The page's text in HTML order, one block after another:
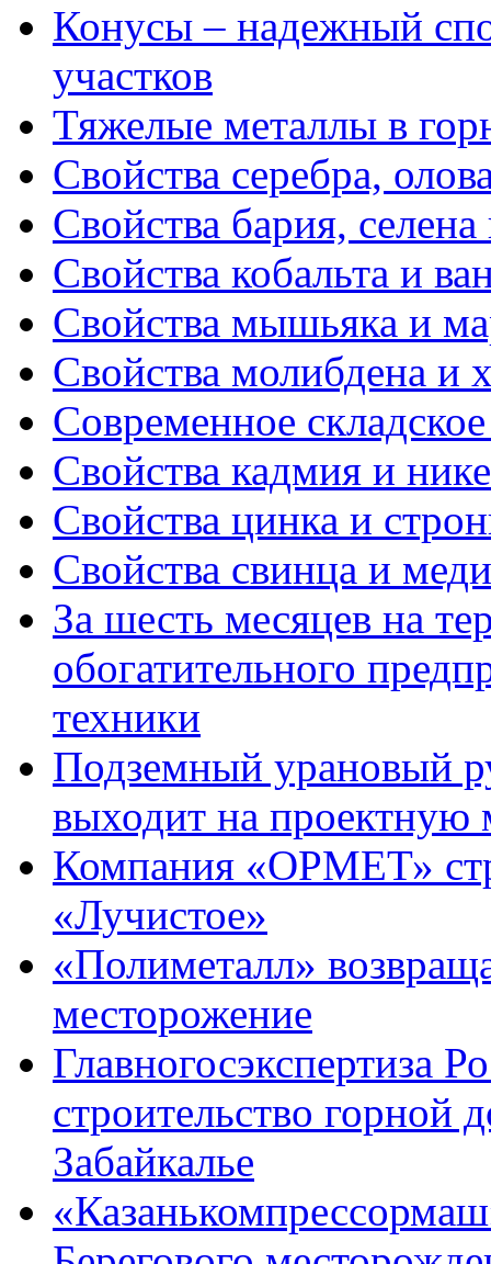
Конусы – надежный
участков
Тяжелые металлы в
Свойства серебра,
Свойства бария, селена
Свойства кобальта и
Свойства мышьяка и
Свойства молибдена и
Современное
Свойства кадмия и
Свойства цинка и
Свойства свинца и меди
За шесть месяцев на
обогатительного
техники
Подземный
выходит на проектную
Компания «ОРМЕТ»
«Лучистое»
«Полиметалл»
месторожение
Главногосэкспертиза
строительство
Забайкалье